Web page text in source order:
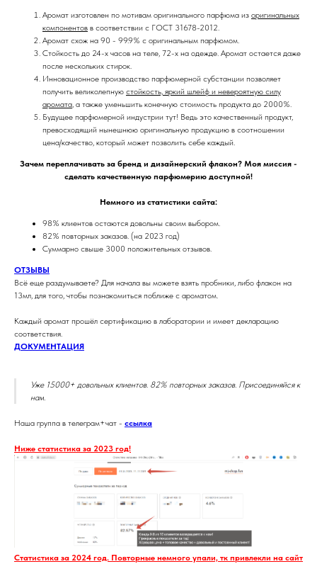
Аромат изготовлен по мотивам оригинального парфюма из оригинальных
компонентов в соответствии с ГОСТ 31678-2012.
Аромат схож на 90 - 99.9% с оригинальным парфюмом.
Стойкость до 24-х часов на теле, 72-х на одежде. Аромат остается даже
после нескольких стирок.
Инновационное производство парфюмерной субстанции позволяет
получить великолепную стойкость, яркий шлейф и невероятную силу
аромата, а также уменьшить конечную стоимость продукта до 2000%.
Будущее парфюмерной индустрии тут! Ведь это качественный продукт,
превосходящий нынешнюю оригинальную продукцию в соотношении
цена/качество, который может позволить себе каждый.
Зачем переплачивать за бренд и дизайнерский флакон? Моя миссия -
сделать качественную парфюмерию доступной!
Немного из статистики сайта:
98% клиентов остаются довольны своим выбором.
82% повторных заказов. (на 2023 год)
Суммарно свыше 3000 положительных отзывов.
ОТЗЫВЫ
Всё еще раздумываете? Для начала вы можете взять пробники, либо флакон на
13мл, для того, чтобы познакомиться поближе с ароматом.
Каждый аромат прошёл сертификацию в лаборатории и имеет декларацию
соответствия.
ДОКУМЕНТАЦИЯ
Уже 15000+ довольных клиентов. 82% повторных заказов. Присоединяйся к
нам.
Наша группа в телеграм+чат - ссылка
Ниже статистика за 2023 год!
Статистика за 2024 год. Повторные немного упали, тк привлекли на сайт